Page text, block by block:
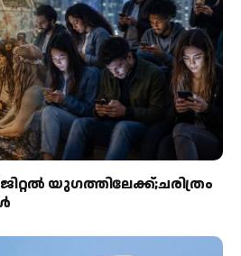
യുഗത്തിലേക്ക്;ചരിത്രം